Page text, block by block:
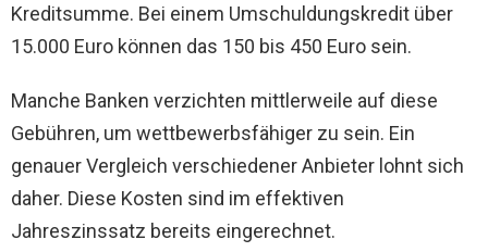
Kreditsumme. Bei einem Umschuldungskredit über
15.000 Euro können das 150 bis 450 Euro sein.
Manche Banken verzichten mittlerweile auf diese
Gebühren, um wettbewerbsfähiger zu sein. Ein
genauer Vergleich verschiedener Anbieter lohnt sich
daher. Diese Kosten sind im effektiven
Jahreszinssatz bereits eingerechnet.